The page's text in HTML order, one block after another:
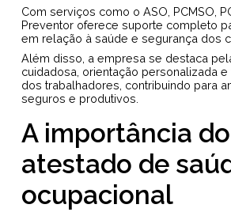
Com serviços como o ASO, PCMSO,
Preventor oferece suporte completo
em relação à saúde e segurança dos
Além disso, a empresa se destaca
cuidadosa, orientação personalizada
dos trabalhadores, contribuindo para
seguros e produtivos.
A importância do
atestado de
ocupacional